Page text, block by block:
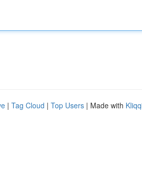
| Tag Cloud | Top Users | Made with